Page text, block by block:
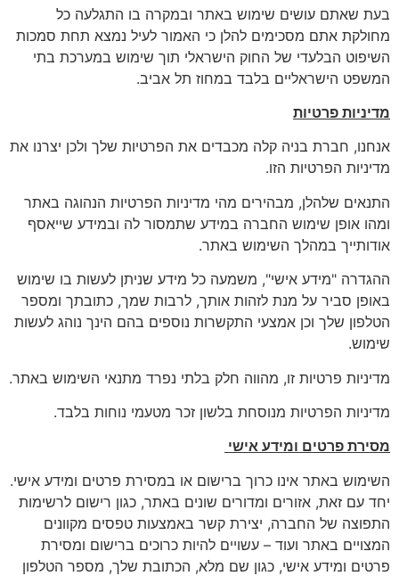
בעת שאתם עושים שימוש באתר ובמקרה בו התגלעה כל
מחולקת אתם מסכימים להלן כי האמור לעיל נמצא תחת סמכות
השיפוט הבלעדי של החוק הישראלי תוך שימוש במערכת בתי
המשפט הישראליים בלבד במחוז תל אביב.
מדיניות פרטיות
אנחנו, חברת בניה קלה מכבדים את הפרטיות שלך ולכן יצרנו את
מדיניות הפרטיות הזו.
התנאים שלהלן, מבהירים מהי מדיניות הפרטיות הנהוגה באתר
ומהו אופן שימוש החברה במידע שתמסור לה ובמידע שייאסף
אודותייך במהלך השימוש באתר.
ההגדרה "מידע אישי", משמעה כל מידע שניתן לעשות בו שימוש
באופן סביר על מנת לזהות אותך, לרבות שמך, כתובתך ומספר
הטלפון שלך וכן אמצעי התקשרות נוספים בהם הינך נוהג לעשות
שימוש.
מדיניות פרטיות זו, מהווה חלק בלתי נפרד מתנאי השימוש באתר.
מדיניות הפרטיות מנוסחת בלשון זכר מטעמי נוחות בלבד.
מסירת פרטים ומידע אישי
השימוש באתר אינו כרוך ברישום או במסירת פרטים ומידע אישי.
יחד עם זאת, אזורים ומדורים שונים באתר, כגון רישום לרשימות
התפוצה של החברה, יצירת קשר באמצעות טפסים מקוונים
המצויים באתר ועוד – עשויים להיות כרוכים ברישום ומסירת
פרטים ומידע אישי, כגון שם מלא, הכתובת שלך, מספר הטלפון